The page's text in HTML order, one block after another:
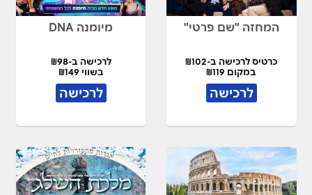
המחזה "שם פרטי"
כרטיס לרכישה ב-₪102
במקום ₪119
לרכישה
מיומנה DNA
לרכישה ב-₪98
בשווי ₪149
לרכישה